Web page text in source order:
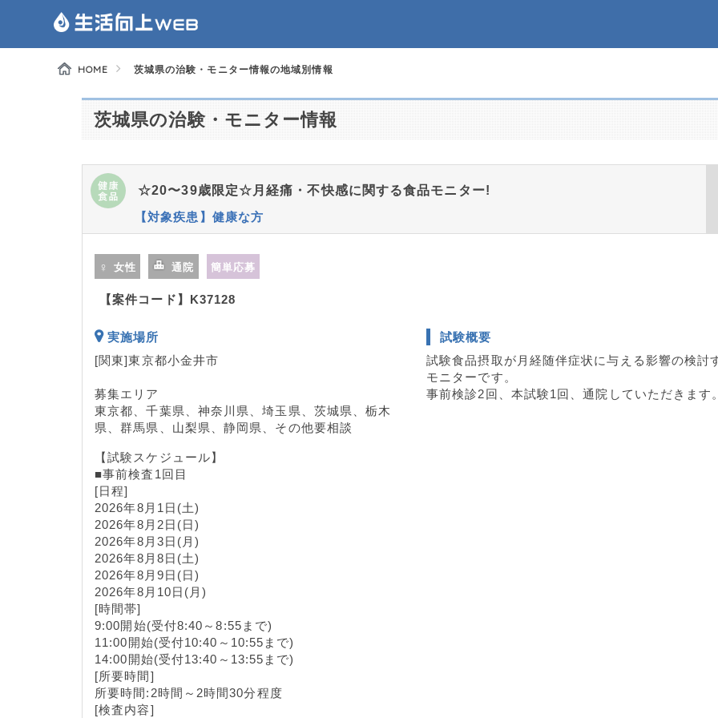
HOME 茨城県の治験・モニター情報の地域別情報
茨城県の治験・モニター情報
☆20〜39歳限定☆月経痛・不快感に関する食品モニター!
【対象疾患】健康な方
女性 通院 簡単応募
【案件コード】K37128
実施場所
[関東]東京都小金井市
募集エリア
東京都、千葉県、神奈川県、埼玉県、茨城県、栃木
県、群馬県、山梨県、静岡県、その他要相談
【試験スケジュール】
■事前検査1回目
[日程]
2026年8月1日(土)
2026年8月2日(日)
2026年8月3日(月)
2026年8月8日(土)
2026年8月9日(日)
2026年8月10日(月)
[時間帯]
9:00開始(受付8:40～8:55まで)
11:00開始(受付10:40～10:55まで)
14:00開始(受付13:40～13:55まで)
[所要時間]
所要時間:2時間～2時間30分程度
[検査内容]
試験概要
試験食品摂取が月経随伴症状に与える影響の検討
モニターです。
事前検診2回、本試験1回、通院していただきます